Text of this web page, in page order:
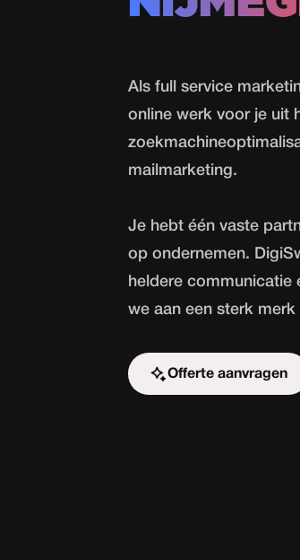
Als full service
online werk voor je uit
mailmarketing.
Je hebt één vaste
op ondernemen.
heldere communicatie
we aan een sterk
Offerte aanvragen
Start de uitdaging